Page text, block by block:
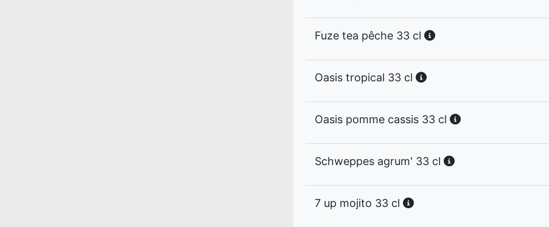
Fuze tea pêche 33 cl
Oasis tropical 33 cl
Oasis pomme cassis 33 cl
Schweppes agrum' 33 cl
7 up mojito 33 cl